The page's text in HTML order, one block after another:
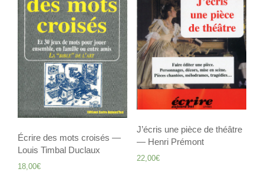
Écrire des mots croisés —
Louis Timbal Duclaux
18,00€
J’écris une pièce de théâtre
— Henri Prémont
22,00€